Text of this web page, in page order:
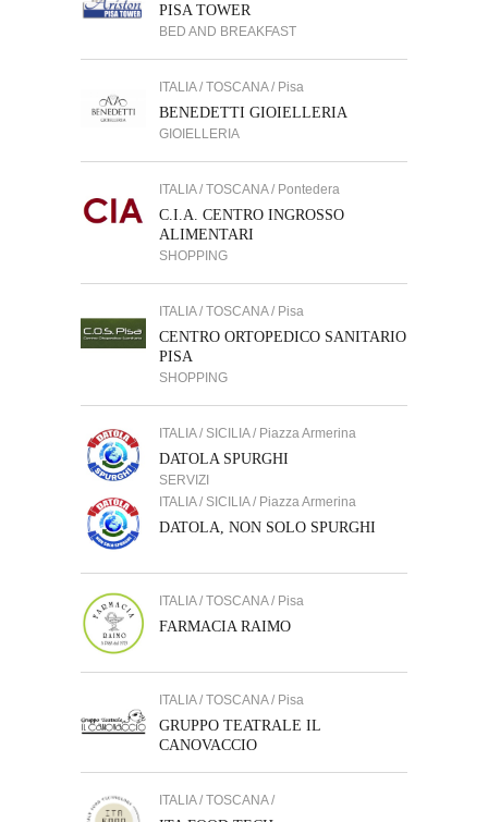
PISA TOWER
BED AND BREAKFAST
ITALIA / TOSCANA / Pisa
BENEDETTI GIOIELLERIA
GIOIELLERIA
ITALIA / TOSCANA / Pontedera
C.I.A. CENTRO INGROSSO
ALIMENTARI
SHOPPING
ITALIA / TOSCANA / Pisa
CENTRO ORTOPEDICO SANITARIO
PISA
SHOPPING
ITALIA / SICILIA / Piazza Armerina
DATOLA SPURGHI
SERVIZI
ITALIA / SICILIA / Piazza Armerina
DATOLA, NON SOLO SPURGHI
ITALIA / TOSCANA / Pisa
FARMACIA RAIMO
ITALIA / TOSCANA / Pisa
GRUPPO TEATRALE IL
CANOVACCIO
ITALIA / TOSCANA /